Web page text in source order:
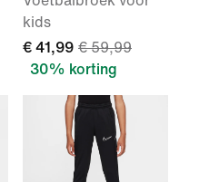
kids
€ 41,99 € 59,99
30% korting